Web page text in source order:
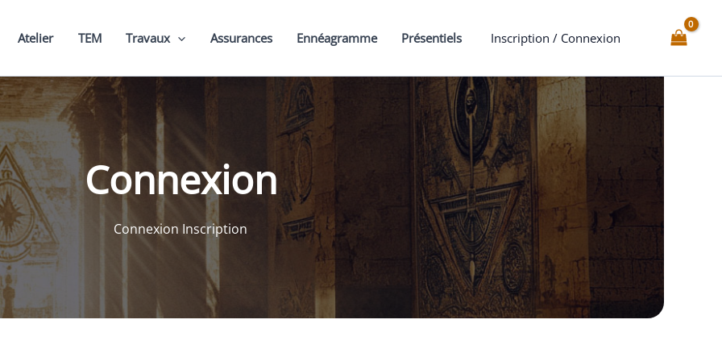
Atelier TEM Travaux Assurances Ennéagramme Présentiels Inscription / Connexion
Connexion
Connexion Inscription